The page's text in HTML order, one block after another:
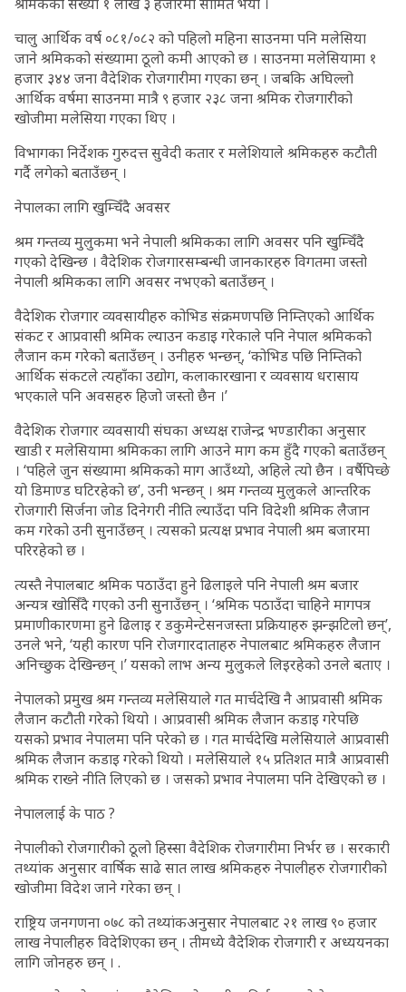
चालु आर्थिक वर्ष ०८१/०८२ को पहिलो महिना साउनमा पनि मलेसिया
जाने श्रमिकको संख्यामा ठूलो कमी आएको छ । साउनमा मलेसियामा १
हजार ३४४ जना वैदेशिक रोजगारीमा गएका छन् । जबकि अघिल्लो
आर्थिक वर्षमा साउनमा मात्रै ९ हजार २३८ जना श्रमिक रोजगारीको
खोजीमा मलेसिया गएका थिए ।
विभागका निर्देशक गुरुदत्त सुवेदी कतार र मलेशियाले श्रमिकहरु कटौती
गर्दै लगेको बताउँछन् ।
नेपालका लागि खुम्चिँदै अवसर
श्रम गन्तव्य मुलुकमा भने नेपाली श्रमिकका लागि अवसर पनि खुम्चिँदै
गएको देखिन्छ । वैदेशिक रोजगारसम्बन्धी जानकारहरु विगतमा जस्तो
नेपाली श्रमिकका लागि अवसर नभएको बताउँछन् ।
वैदेशिक रोजगार व्यवसायीहरु कोभिड संक्रमणपछि निम्तिएको आर्थिक
संकट र आप्रवासी श्रमिक ल्याउन कडाइ गरेकाले पनि नेपाल श्रमिकको
लैजान कम गरेको बताउँछन् । उनीहरु भन्छन्, ‘कोभिड पछि निम्तिको
आर्थिक संकटले त्यहाँका उद्योग, कलाकारखाना र व्यवसाय धरासाय
भएकाले पनि अवसहरु हिजो जस्तो छैन ।’
वैदेशिक रोजगार व्यवसायी संघका अध्यक्ष राजेन्द्र भण्डारीका अनुसार
खाडी र मलेसियामा श्रमिकका लागि आउने माग कम हुँदै गएको बताउँछन्
। ‘पहिले जुन संख्यामा श्रमिकको माग आउँथ्यो, अहिले त्यो छैन । वर्षैपिच्छे
यो डिमाण्ड घटिरहेको छ’, उनी भन्छन् । श्रम गन्तव्य मुलुकले आन्तरिक
रोजगारी सिर्जना जोड दिनेगरी नीति ल्याउँदा पनि विदेशी श्रमिक लैजान
कम गरेको उनी सुनाउँछन् । त्यसको प्रत्यक्ष प्रभाव नेपाली श्रम बजारमा
परिरहेको छ ।
त्यस्तै नेपालबाट श्रमिक पठाउँदा हुने ढिलाइले पनि नेपाली श्रम बजार
अन्यत्र खोसिँदै गएको उनी सुनाउँछन् । ‘श्रमिक पठाउँदा चाहिने मागपत्र
प्रमाणीकारणमा हुने ढिलाइ र डकुमेन्टेसनजस्ता प्रक्रियाहरु झन्झटिलो छन्’,
उनले भने, ‘यही कारण पनि रोजगारदाताहरु नेपालबाट श्रमिकहरु लैजान
अनिच्छुक देखिन्छन् ।’ यसको लाभ अन्य मुलुकले लिइरहेको उनले बताए ।
नेपालको प्रमुख श्रम गन्तव्य मलेसियाले गत मार्चदेखि नै आप्रवासी श्रमिक
लैजान कटौती गरेको थियो । आप्रवासी श्रमिक लैजान कडाइ गरेपछि
यसको प्रभाव नेपालमा पनि परेको छ । गत मार्चदेखि मलेसियाले आप्रवासी
श्रमिक लैजान कडाइ गरेको थियो । मलेसियाले १५ प्रतिशत मात्रै आप्रवासी
श्रमिक राख्ने नीति लिएको छ । जसको प्रभाव नेपालमा पनि देखिएको छ ।
नेपाललाई के पाठ ?
नेपालीको रोजगारीको ठूलो हिस्सा वैदेशिक रोजगारीमा निर्भर छ । सरकारी
तथ्यांक अनुसार वार्षिक साढे सात लाख श्रमिकहरु नेपालीहरु रोजगारीको
खोजीमा विदेश जाने गरेका छन् ।
राष्ट्रिय जनगणना ०७८ को तथ्यांकअनुसार नेपालबाट २१ लाख ९० हजार
लाख नेपालीहरु विदेशिएका छन् । तीमध्ये वैदेशिक रोजगारी र अध्ययनका
लागि जोनहरु छन् । .